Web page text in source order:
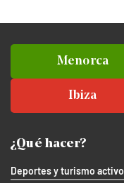
Menorca
Ibiza
¿Qué hacer?
Deportes y turismo activo